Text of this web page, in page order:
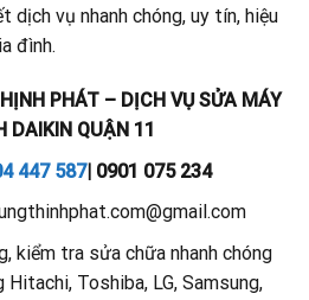
dịch vụ nhanh chóng, uy tín, hiệu
đình.
PHÁT – DỊCH VỤ SỬA MÁY
DAIKIN QUẬN 11
447 587| 0901 075 234
kiểm tra sửa chữa nhanh chóng
Toshiba, LG, Samsung,